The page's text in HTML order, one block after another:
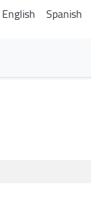
English Spanish